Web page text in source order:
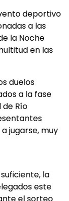
deportivo
a las
la Noche
en las
duelos
a la fase
de Río
jugarse, muy
la
este
el sorteo